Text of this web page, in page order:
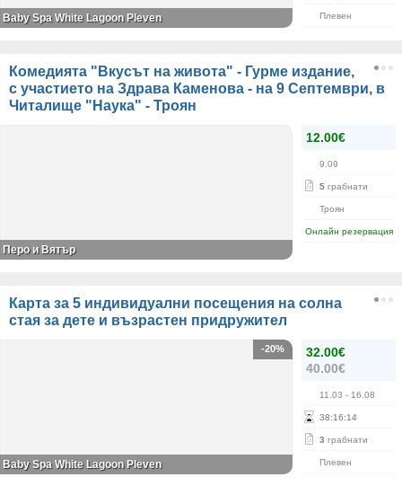
Плевен
Baby Spa White Lagoon Pleven
Комедията "Вкусът на живота" - Гурме издание,
с участието на Здрава Каменова - на 9 Септември, в
Читалище "Наука" - Троян
12.00€
9.09
5 грабнати
Троян
Онлайн резервация
Перо и Вятър
Карта за 5 индивидуални посещения на солна
стая за дете и възрастен придружител
32.00€
40.00€
11.03 - 16.08
38:16:14
3 грабнати
Плевен
-20%
Baby Spa White Lagoon Pleven